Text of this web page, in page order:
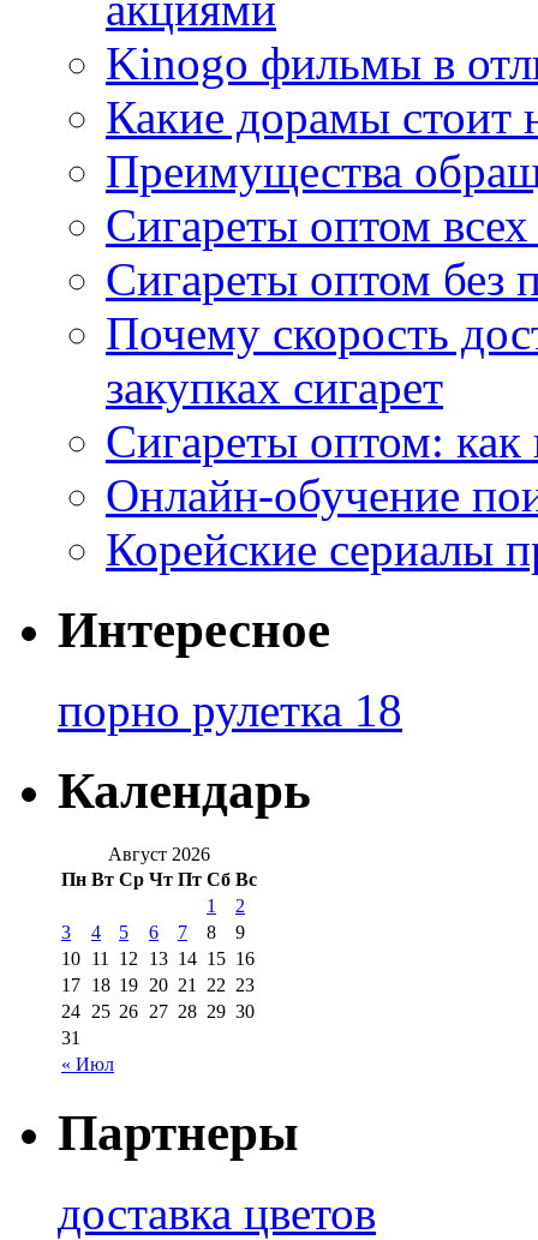
Kinogo фильмы в
Какие дорамы стоит
Преимущества
Сигареты оптом
Сигареты оптом без
Почему скорость
закупках сигарет
Сигареты оптом:
Онлайн-обучение
Корейские сериалы
Интересное
порно рулетка 18
Календарь
Август 2026
Пн Вт Ср Чт Пт Сб Вс
« Июл
1
2
3
4 5 6 7 8
9
10 11 12 13 14 15 16
17 18 19 20 21 22 23
24 25 26 27 28 29 30
31
Партнеры
доставка цветов